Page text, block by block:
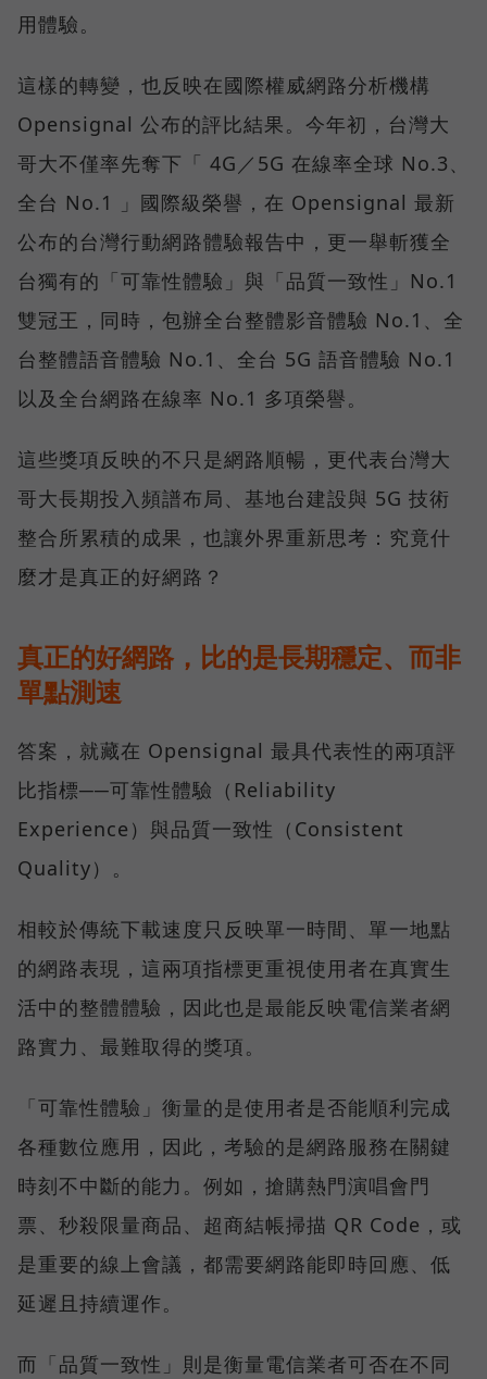
用體驗。
這樣的轉變，也反映在國際權威網路分析機構
Opensignal 公布的評比結果。今年初，台灣大
哥大不僅率先奪下「 4G／5G 在線率全球 No.3、
全台 No.1 」國際級榮譽，在 Opensignal 最新
公布的台灣行動網路體驗報告中，更一舉斬獲全
台獨有的「可靠性體驗」與「品質一致性」No.1
雙冠王，同時，包辦全台整體影音體驗 No.1、全
台整體語音體驗 No.1、全台 5G 語音體驗 No.1
以及全台網路在線率 No.1 多項榮譽。
這些獎項反映的不只是網路順暢，更代表台灣大
哥大長期投入頻譜布局、基地台建設與 5G 技術
整合所累積的成果，也讓外界重新思考：究竟什
麼才是真正的好網路？
真正的好網路，比的是長期穩定、而非
單點測速
答案，就藏在 Opensignal 最具代表性的兩項評
比指標──可靠性體驗（Reliability
Experience）與品質一致性（Consistent
Quality）。
相較於傳統下載速度只反映單一時間、單一地點
的網路表現，這兩項指標更重視使用者在真實生
活中的整體體驗，因此也是最能反映電信業者網
路實力、最難取得的獎項。
「可靠性體驗」衡量的是使用者是否能順利完成
各種數位應用，因此，考驗的是網路服務在關鍵
時刻不中斷的能力。例如，搶購熱門演唱會門
票、秒殺限量商品、超商結帳掃描 QR Code，或
是重要的線上會議，都需要網路能即時回應、低
延遲且持續運作。
而「品質一致性」則是衡量電信業者可否在不同